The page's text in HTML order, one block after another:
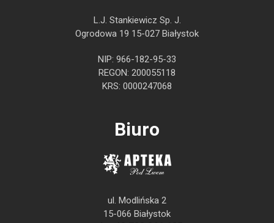
L.J. Stankiewicz Sp. J.
Ogrodowa 19 15-027 Białystok
NIP: 966-182-95-33
REGON: 200055118
KRS: 0000247068
Biuro
ul. Modlińska 2
15-066 Białystok